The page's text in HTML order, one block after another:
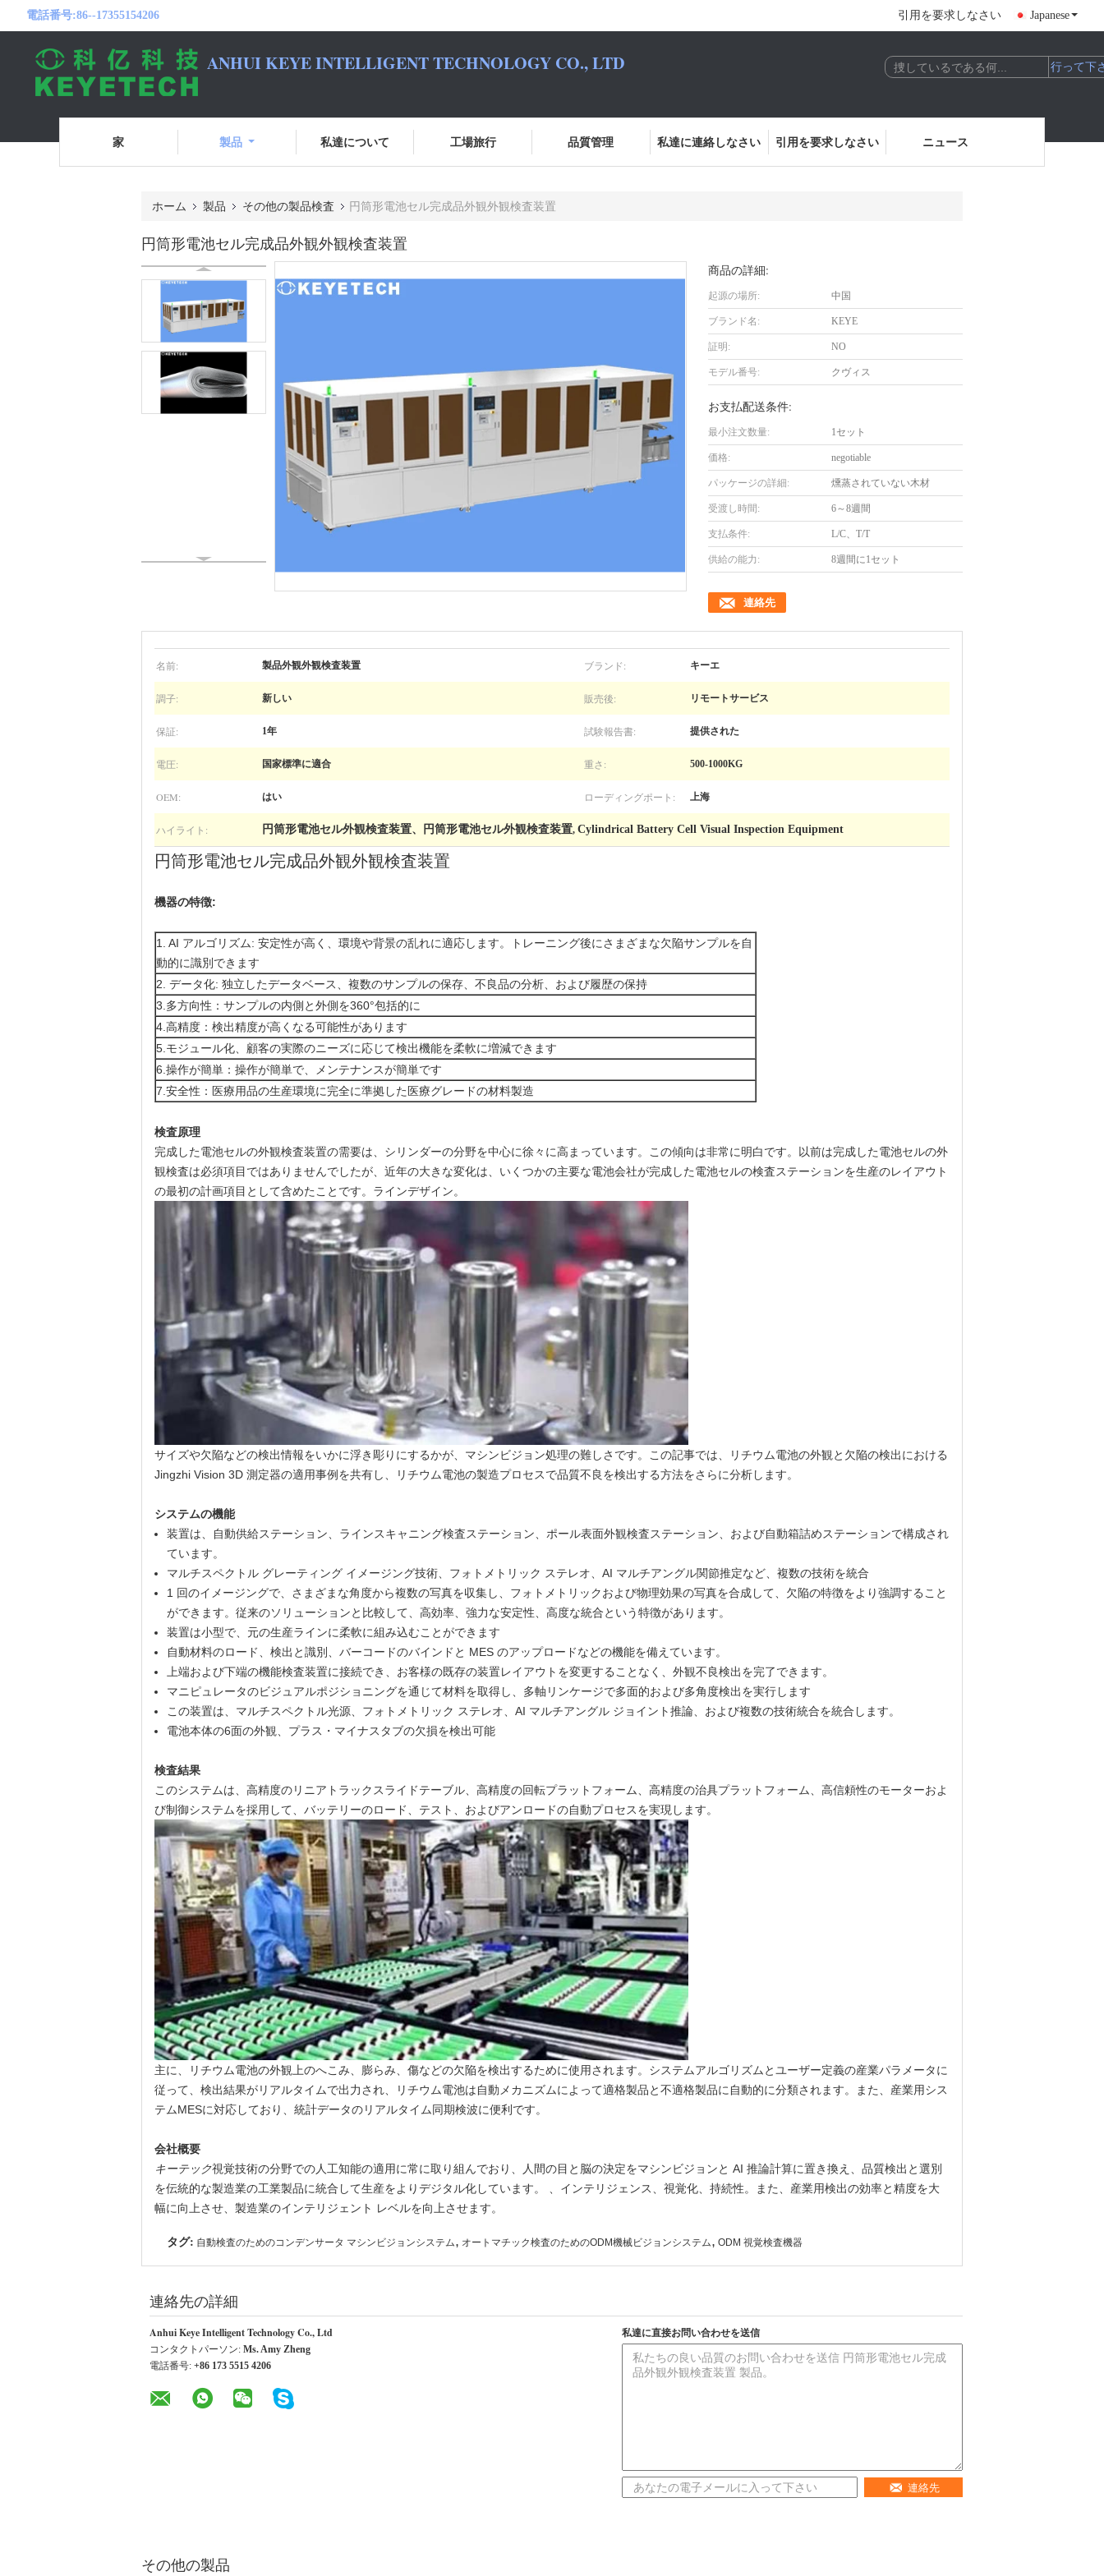
電話番号:86--17355154206 引用を要求しなさい Japanese
ANHUI KEYE INTELLIGENT TECHNOLOGY CO., LTD
家 製品 私達について 工場旅行 品質管理 私達に連絡しなさい 引用を要求しなさい ニュース
ホーム 製品 その他の製品検査 円筒形電池セル完成品外観外観検査装置
円筒形電池セル完成品外観外観検査装置
商品の詳細:
起源の場所: 中国
ブランド名: KEYE
証明: NO
モデル番号: クヴィス
お支払配送条件:
最小注文数量: 1セット
価格: negotiable
パッケージの詳細: 燻蒸されていない木材
受渡し時間: 6～8週間
支払条件: L/C、T/T
供給の能力: 8週間に1セット
連絡先
名前: 製品外観外観検査装置 ブランド: キーエ
調子: 新しい 販売後: リモートサービス
保証: 1年 試験報告書: 提供された
電圧: 国家標準に適合 重さ: 500-1000KG
OEM: はい ローディングポート: 上海
ハイライト: 円筒形電池セル外観検査装置、円筒形電池セル外観検査装置, Cylindrical Battery Cell Visual Inspection Equipment
円筒形電池セル完成品外観外観検査装置
機器の特徴:
1. AI アルゴリズム: 安定性が高く、環境や背景の乱れに適応します。トレーニング後にさまざまな欠陥サンプルを自
動的に識別できます
2. データ化: 独立したデータベース、複数のサンプルの保存、不良品の分析、および履歴の保持
3.多方向性：サンプルの内側と外側を360°包括的に
4.高精度：検出精度が高くなる可能性があります
5.モジュール化、顧客の実際のニーズに応じて検出機能を柔軟に増減できます
6.操作が簡単：操作が簡単で、メンテナンスが簡単です
7.安全性：医療用品の生産環境に完全に準拠した医療グレードの材料製造
検査原理
完成した電池セルの外観検査装置の需要は、シリンダーの分野を中心に徐々に高まっています。この傾向は非常に明白です。以前は完成した電池セルの外
観検査は必須項目ではありませんでしたが、近年の大きな変化は、いくつかの主要な電池会社が完成した電池セルの検査ステーションを生産のレイアウト
の最初の計画項目として含めたことです。ラインデザイン。
サイズや欠陥などの検出情報をいかに浮き彫りにするかが、マシンビジョン処理の難しさです。この記事では、リチウム電池の外観と欠陥の検出における
Jingzhi Vision 3D 測定器の適用事例を共有し、リチウム電池の製造プロセスで品質不良を検出する方法をさらに分析します。
システムの機能
装置は、自動供給ステーション、ラインスキャニング検査ステーション、ポール表面外観検査ステーション、および自動箱詰めステーションで構成され
ています。
マルチスペクトル グレーティング イメージング技術、フォトメトリック ステレオ、AI マルチアングル関節推定など、複数の技術を統合
1 回のイメージングで、さまざまな角度から複数の写真を収集し、フォトメトリックおよび物理効果の写真を合成して、欠陥の特徴をより強調すること
ができます。従来のソリューションと比較して、高効率、強力な安定性、高度な統合という特徴があります。
装置は小型で、元の生産ラインに柔軟に組み込むことができます
自動材料のロード、検出と識別、バーコードのバインドと MES のアップロードなどの機能を備えています。
上端および下端の機能検査装置に接続でき、お客様の既存の装置レイアウトを変更することなく、外観不良検出を完了できます。
マニピュレータのビジュアルポジショニングを通じて材料を取得し、多軸リンケージで多面的および多角度検出を実行します
この装置は、マルチスペクトル光源、フォトメトリック ステレオ、AI マルチアングル ジョイント推論、および複数の技術統合を統合します。
電池本体の6面の外観、プラス・マイナスタブの欠損を検出可能
検査結果
このシステムは、高精度のリニアトラックスライドテーブル、高精度の回転プラットフォーム、高精度の治具プラットフォーム、高信頼性のモーターおよ
び制御システムを採用して、バッテリーのロード、テスト、およびアンロードの自動プロセスを実現します。
主に、リチウム電池の外観上のへこみ、膨らみ、傷などの欠陥を検出するために使用されます。システムアルゴリズムとユーザー定義の産業パラメータに
従って、検出結果がリアルタイムで出力され、リチウム電池は自動メカニズムによって適格製品と不適格製品に自動的に分類されます。また、産業用シス
テムMESに対応しており、統計データのリアルタイム同期検波に便利です。
会社概要
キーテック視覚技術の分野での人工知能の適用に常に取り組んでおり、人間の目と脳の決定をマシンビジョンと AI 推論計算に置き換え、品質検出と選別
を伝統的な製造業の工業製品に統合して生産をよりデジタル化しています。 、インテリジェンス、視覚化、持続性。また、産業用検出の効率と精度を大
幅に向上させ、製造業のインテリジェント レベルを向上させます。
タグ: 自動検査のためのコンデンサータ マシンビジョンシステム, オートマチック検査のためのODM機械ビジョンシステム, ODM 視覚検査機器
連絡先の詳細
Anhui Keye Intelligent Technology Co., Ltd
コンタクトパーソン: Ms. Amy Zheng
電話番号: +86 173 5515 4206
私達に直接お問い合わせを送信
連絡先
その他の製品